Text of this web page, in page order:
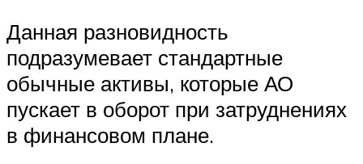
Данная разновидность
подразумевает стандартные
обычные активы, которые АО
пускает в оборот при затруднениях
в финансовом плане.